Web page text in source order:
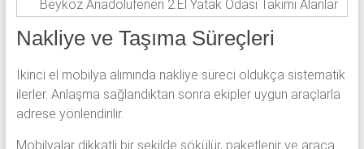
Beykoz Anadolufeneri 2.El Yatak Odası Takımı Alanlar
Nakliye ve Taşıma Süreçleri
İkinci el mobilya alımında nakliye süreci oldukça sistematik
ilerler. Anlaşma sağlandıktan sonra ekipler uygun araçlarla
adrese yönlendirilir.
Mobilyalar dikkatli bir şekilde sökülür, paketlenir ve araca